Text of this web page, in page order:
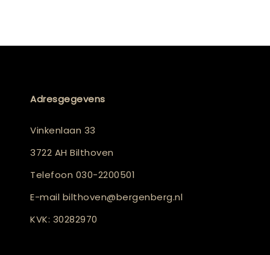
Adresgegevens
Vinkenlaan 33
3722 AH Bilthoven
Telefoon 030-2200501
E-mail bilthoven@bergenberg.nl
KVK: 30282970